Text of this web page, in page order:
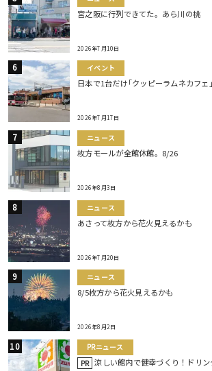
宮之阪に行列できてた。あら川の桃
2026年7月10日
イベント
日本で1台だけ｢クッピーラムネカフ
2026年7月17日
ニュース
枚方モールが全館休館。8/26
2026年8月3日
ニュース
あさって枚方から花火見えるかも
2026年7月20日
ニュース
8/5枚方から花火見えるかも
2026年8月2日
PRニュース
PR 涼しい館内で健幸づくり！ドリ